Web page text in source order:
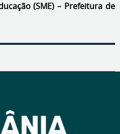
(SME) – Prefeitura de